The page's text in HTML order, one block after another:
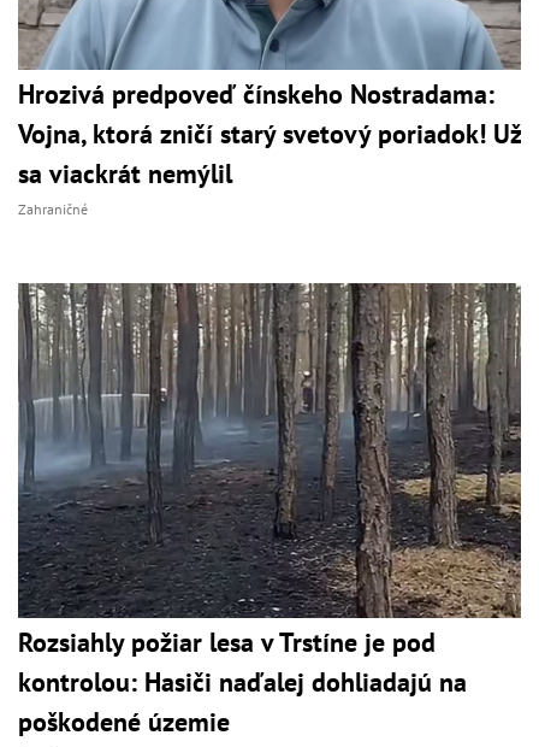
Hrozivá predpoveď čínskeho Nostradama:
Vojna, ktorá zničí starý svetový poriadok! Už
sa viackrát nemýlil
Zahraničné
Rozsiahly požiar lesa v Trstíne je pod
kontrolou: Hasiči naďalej dohliadajú na
poškodené územie